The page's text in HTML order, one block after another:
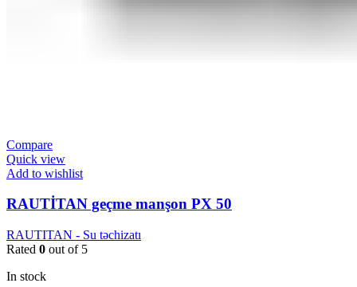
Compare
Quick view
Add to wishlist
RAUTİTAN geçme manşon PX 50
RAUTITAN - Su təchizatı
Rated 0 out of 5
In stock